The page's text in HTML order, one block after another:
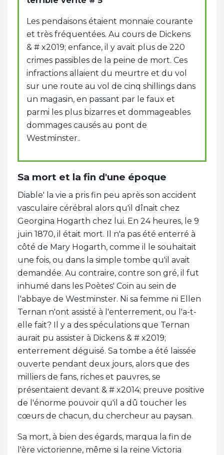
Les pendaisons étaient monnaie courante
et très fréquentées. Au cours de Dickens
& # x2019; enfance, il y avait plus de 220
crimes passibles de la peine de mort. Ces
infractions allaient du meurtre et du vol
sur une route au vol de cinq shillings dans
un magasin, en passant par le faux et
parmi les plus bizarres et dommageables
dommages causés au pont de
Westminster..
Sa mort et la fin d'une époque
Diable' la vie a pris fin peu après son accident
vasculaire cérébral alors qu'il dînait chez
Georgina Hogarth chez lui. En 24 heures, le 9
juin 1870, il était mort. Il n'a pas été enterré à
côté de Mary Hogarth, comme il le souhaitait
une fois, ou dans la simple tombe qu'il avait
demandée. Au contraire, contre son gré, il fut
inhumé dans les Poètes' Coin au sein de
l'abbaye de Westminster. Ni sa femme ni Ellen
Ternan n'ont assisté à l'enterrement, ou l'a-t-
elle fait? Il y a des spéculations que Ternan
aurait pu assister à Dickens & # x2019;
enterrement déguisé. Sa tombe a été laissée
ouverte pendant deux jours, alors que des
milliers de fans, riches et pauvres, se
présentaient devant & # x2014; preuve positive
de l'énorme pouvoir qu'il a dû toucher les
cœurs de chacun, du chercheur au paysan.
Sa mort, à bien des égards, marqua la fin de
l'ère victorienne, même si la reine Victoria